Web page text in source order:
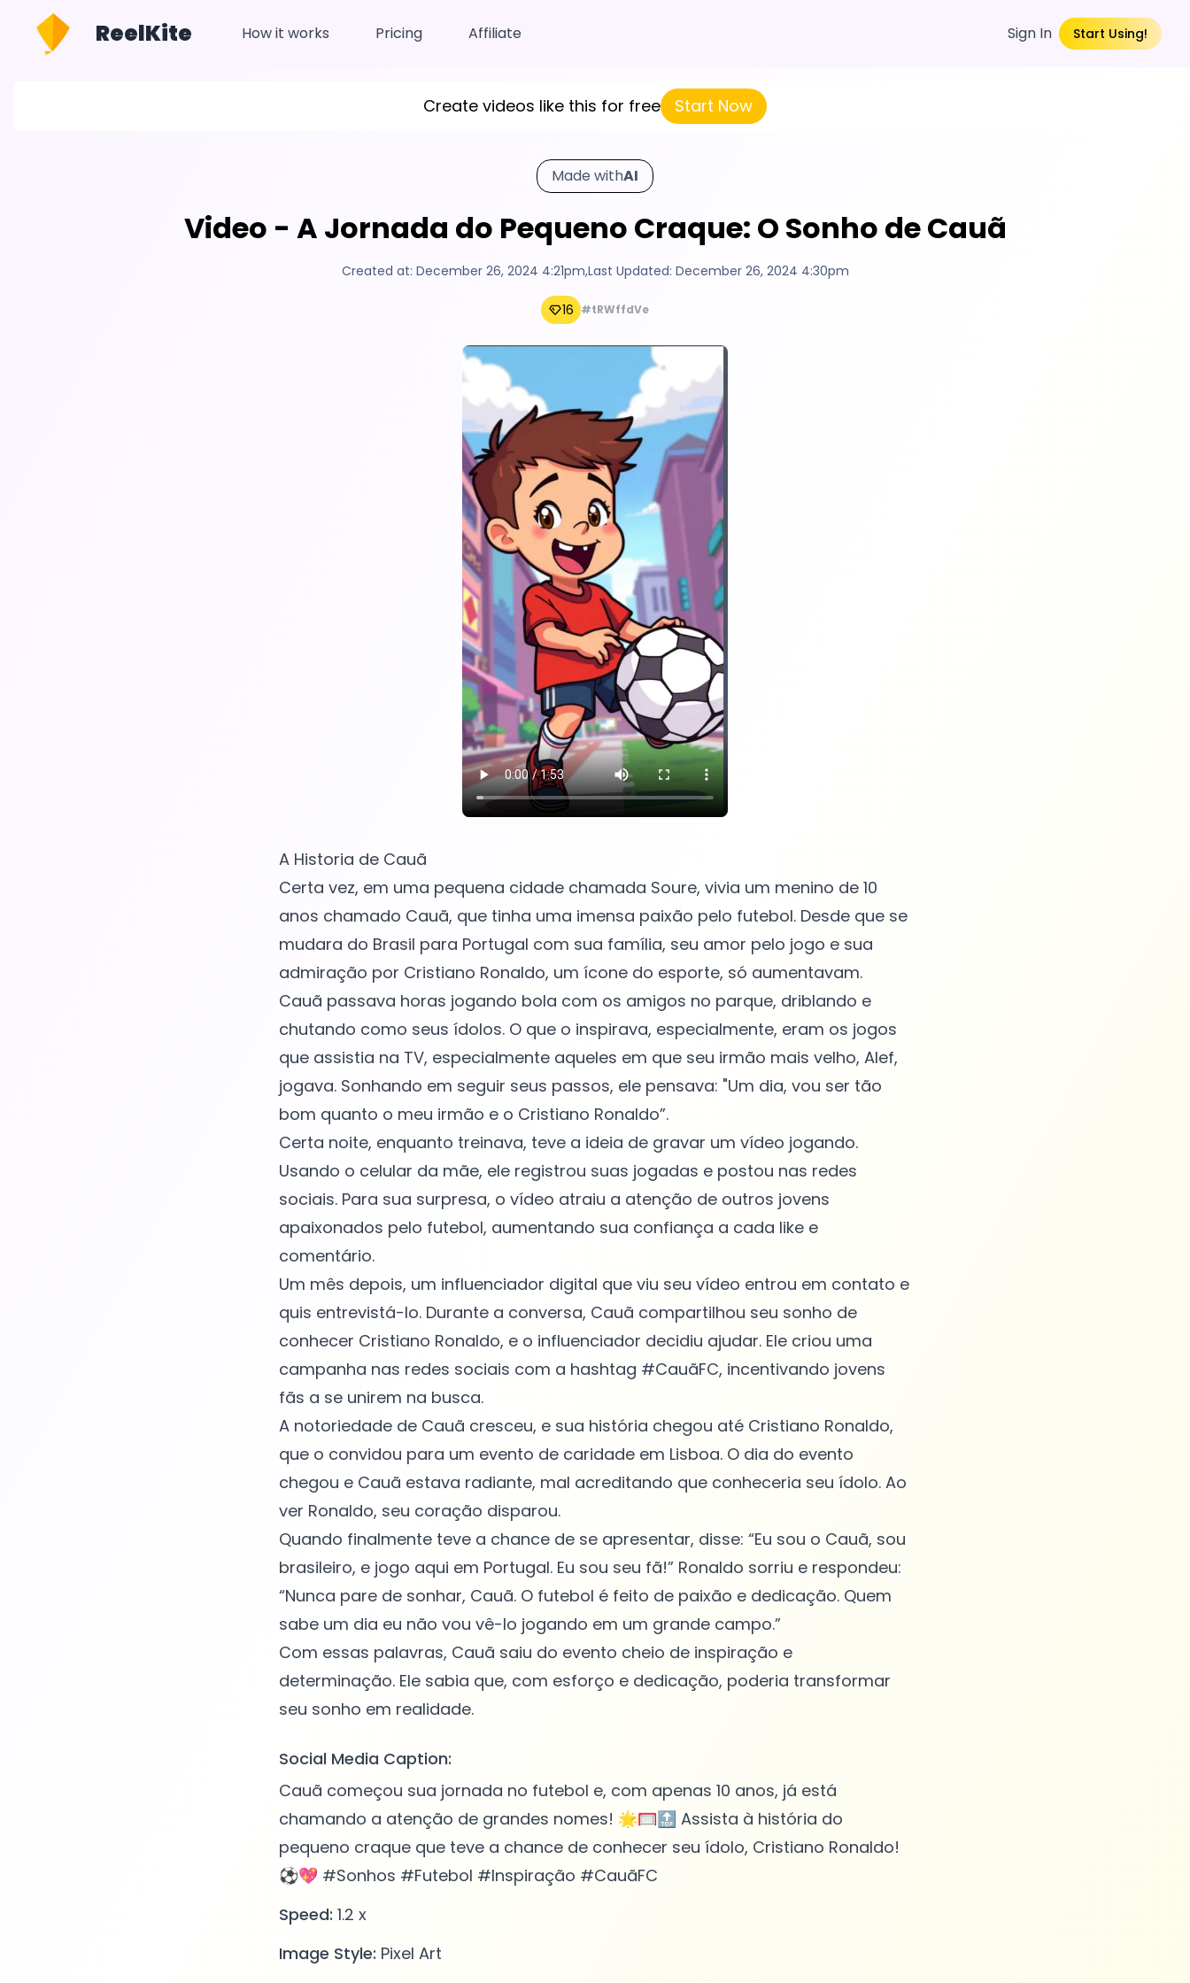
ReelKite How it works Pricing Affiliate Sign In Start Using!
Create videos like this for free Start Now
Made withAI
Video - A Jornada do Pequeno Craque: O Sonho de Cauã
Created at: December 26, 2024 4:21pm,Last Updated: December 26, 2024 4:30pm
16 #tRWffdVe
A Historia de Cauã
Certa vez, em uma pequena cidade chamada Soure, vivia um menino de 10
anos chamado Cauã, que tinha uma imensa paixão pelo futebol. Desde que se
mudara do Brasil para Portugal com sua família, seu amor pelo jogo e sua
admiração por Cristiano Ronaldo, um ícone do esporte, só aumentavam.
Cauã passava horas jogando bola com os amigos no parque, driblando e
chutando como seus ídolos. O que o inspirava, especialmente, eram os jogos
que assistia na TV, especialmente aqueles em que seu irmão mais velho, Alef,
jogava. Sonhando em seguir seus passos, ele pensava: "Um dia, vou ser tão
bom quanto o meu irmão e o Cristiano Ronaldo”.
Certa noite, enquanto treinava, teve a ideia de gravar um vídeo jogando.
Usando o celular da mãe, ele registrou suas jogadas e postou nas redes
sociais. Para sua surpresa, o vídeo atraiu a atenção de outros jovens
apaixonados pelo futebol, aumentando sua confiança a cada like e
comentário.
Um mês depois, um influenciador digital que viu seu vídeo entrou em contato e
quis entrevistá-lo. Durante a conversa, Cauã compartilhou seu sonho de
conhecer Cristiano Ronaldo, e o influenciador decidiu ajudar. Ele criou uma
campanha nas redes sociais com a hashtag #CauãFC, incentivando jovens
fãs a se unirem na busca.
A notoriedade de Cauã cresceu, e sua história chegou até Cristiano Ronaldo,
que o convidou para um evento de caridade em Lisboa. O dia do evento
chegou e Cauã estava radiante, mal acreditando que conheceria seu ídolo. Ao
ver Ronaldo, seu coração disparou.
Quando finalmente teve a chance de se apresentar, disse: “Eu sou o Cauã, sou
brasileiro, e jogo aqui em Portugal. Eu sou seu fã!” Ronaldo sorriu e respondeu:
“Nunca pare de sonhar, Cauã. O futebol é feito de paixão e dedicação. Quem
sabe um dia eu não vou vê-lo jogando em um grande campo.”
Com essas palavras, Cauã saiu do evento cheio de inspiração e
determinação. Ele sabia que, com esforço e dedicação, poderia transformar
seu sonho em realidade.
Social Media Caption:
Cauã começou sua jornada no futebol e, com apenas 10 anos, já está
chamando a atenção de grandes nomes! 🌟🥅🔝 Assista à história do
pequeno craque que teve a chance de conhecer seu ídolo, Cristiano Ronaldo!
⚽💖 #Sonhos #Futebol #Inspiração #CauãFC
Speed: 1.2 x
Image Style: Pixel Art